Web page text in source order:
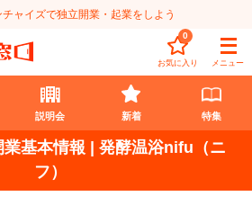
ャイズで独立開業・起業をしよう
お気に入り
0
メニュー
説明会 新着 特集
業基本情報 | 発酵温浴nifu（ニ
フ）